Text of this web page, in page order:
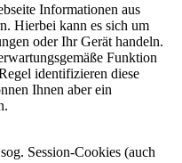
Informationen aus
Hierbei kann es sich um
oder Ihr Gerät handeln.
Funktion
identifizieren diese
Ihnen aber ein
Session-Cookies (auch